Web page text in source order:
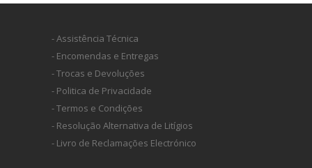
- Assistência Técnica
- Encomendas e Entregas
- Trocas e Devoluções
- Politica de Privacidade
- Termos e Condições
- Resolução Alternativa de Litígios
- Livro de Reclamações Electrónico